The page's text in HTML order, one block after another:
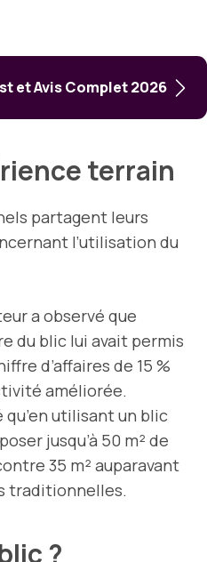
et Avis Complet 2026
terrain
partagent leurs
l’utilisation du
a observé que
du blic lui avait permis
d’affaires de 15 %
améliorée.
utilisant un blic
jusqu’à 50 m² de
35 m² auparavant
traditionnelles.
?